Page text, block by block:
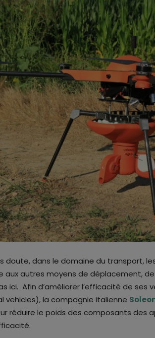
doute, dans le domaine du transport,
aux autres moyens de déplacement,
ici. Afin d’améliorer l’efficacité de ses
vehicles), la compagnie italienne
réduire le poids des composants des